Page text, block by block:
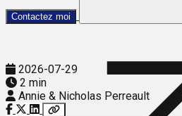
Contactez moi
2026-07-29
2 min
Annie & Nicholas Perreault